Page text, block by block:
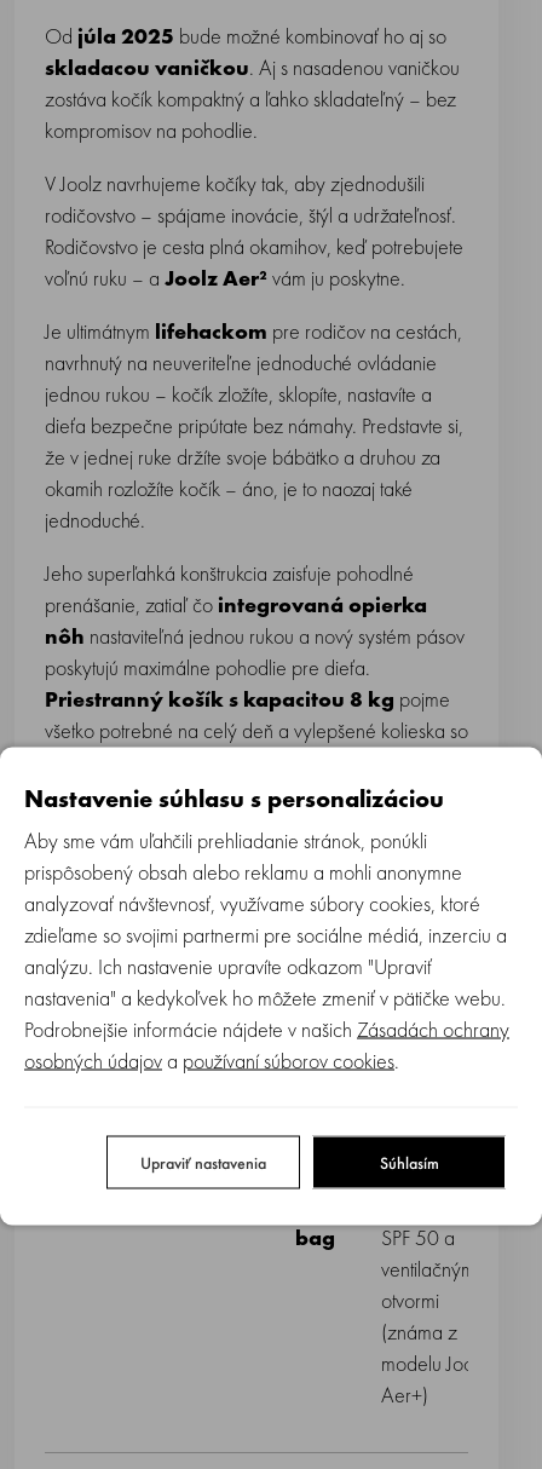
Od júla 2025 bude možné kombinovať ho aj so
skladacou vaničkou. Aj s nasadenou vaničkou
zostáva kočík kompaktný a ľahko skladateľný – bez
kompromisov na pohodlie.
V Joolz navrhujeme kočíky tak, aby zjednodušili
rodičovstvo – spájame inovácie, štýl a udržateľnosť.
Rodičovstvo je cesta plná okamihov, keď potrebujete
voľnú ruku – a Joolz Aer² vám ju poskytne.
Je ultimátnym lifehackom pre rodičov na cestách,
navrhnutý na neuveriteľne jednoduché ovládanie
jednou rukou – kočík zložíte, sklopíte, nastavíte a
dieťa bezpečne pripútate bez námahy. Predstavte si,
že v jednej ruke držíte svoje bábätko a druhou za
okamih rozložíte kočík – áno, je to naozaj také
jednoduché.
Jeho superľahká konštrukcia zaisťuje pohodlné
prenášanie, zatiaľ čo integrovaná opierka
nôh nastaviteľná jednou rukou a nový systém pásov
poskytujú maximálne pohodlie pre dieťa.
Priestranný košík s kapacitou 8 kg pojme
všetko potrebné na celý deň a vylepšené kolieska so
plynulú a stabilnú jazdu – či už prechádzate rušnými
SJoolz Aer²sa pohybujete slobodne, bez
námahy – a vždy s voľnou rukou pre to, na čom
naozaj záleží.
Ďalšie vylepšenia:
nové
kolieska
väčší
na
nohy
väčší
kapacitou
8 kg
nový
na
dokúpenie
bag
zachovaná
rozšíriteľná
slnečná
SPF 50 a
ventilačnými
otvormi
(známa z
modelu Joolz
Aer+)
Nastavenie súhlasu s personalizáciou
Aby sme vám uľahčili prehliadanie stránok, ponúkli
prispôsobený obsah alebo reklamu a mohli anonymne
analyzovať návštevnosť, využívame súbory cookies, ktoré
zdieľame so svojimi partnermi pre sociálne médiá, inzerciu a
analýzu. Ich nastavenie upravíte odkazom "Upraviť
nastavenia" a kedykoľvek ho môžete zmeniť v pätičke webu.
Podrobnejšie informácie nájdete v našich Zásadách ochrany
osobných údajova používaní súborov cookies.
Upraviť nastavenia Súhlasím